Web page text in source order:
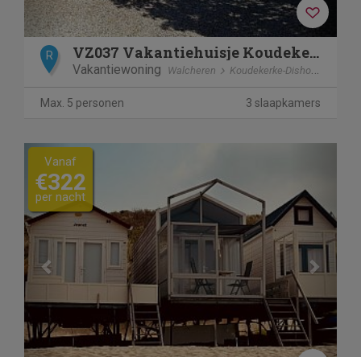
R VZ037 Vakantiehuisje Koudekerke-Dishoek
Vakantiewoning Walcheren Koudekerke-Dishoek
Max. 5 personen 3 slaapkamers
Previous
Vanaf
€322
per nacht